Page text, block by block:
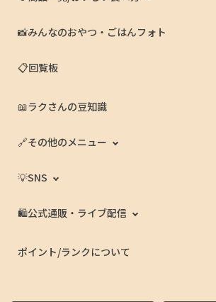
📸みんなのおやつ・ごはんフォト
📋回覧板
📖ラクさんの豆知識
🔗その他のメニュー
💡SNS
🛍️公式通販・ライブ配信
ポイント/ランクについて